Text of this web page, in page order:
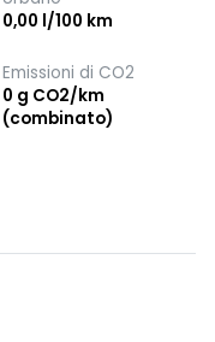
0,00 l/100 km
Emissioni di CO2
0 g CO2/km
(combinato)